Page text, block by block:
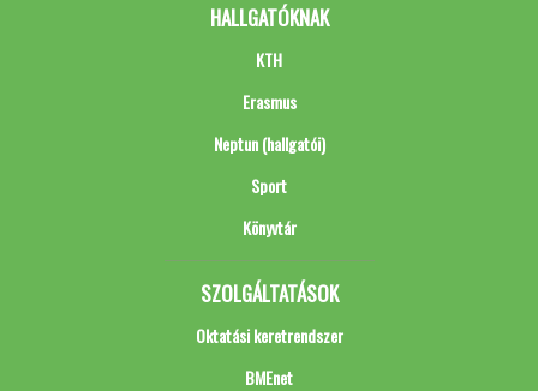
HALLGATÓKNAK
KTH
Erasmus
Neptun (hallgatói)
Sport
Könyvtár
SZOLGÁLTATÁSOK
Oktatási keretrendszer
BMEnet